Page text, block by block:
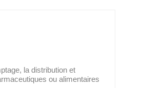
la distribution et
ou alimentaires